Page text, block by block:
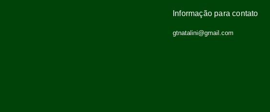
Informação para contato
gtnatalini@gmail.com